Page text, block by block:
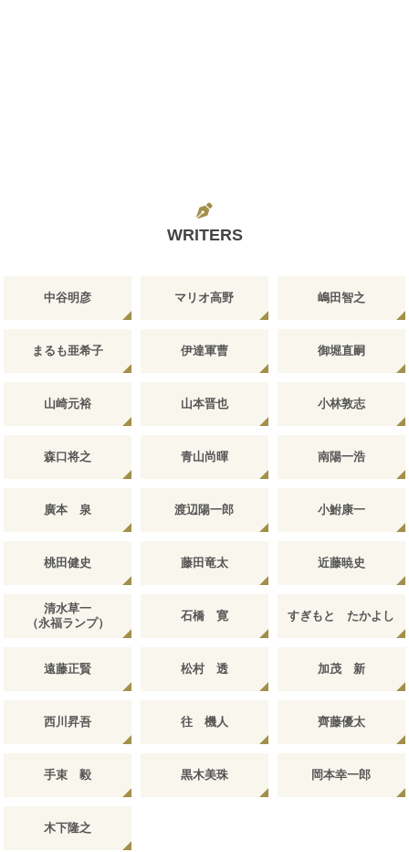
WRITERS
中谷明彦 マリオ高野 嶋田智之
まるも亜希子 伊達軍曹 御堀直嗣
山崎元裕 山本晋也 小林敦志
森口将之 青山尚暉 南陽一浩
廣本 泉 渡辺陽一郎 小鮒康一
桃田健史 藤田竜太 近藤暁史
清水草一
（永福ランプ）
石橋 寛 すぎもと たかよし
遠藤正賢 松村 透 加茂 新
西川昇吾 往 機人 齊藤優太
手束 毅 黒木美珠 岡本幸一郎
木下隆之